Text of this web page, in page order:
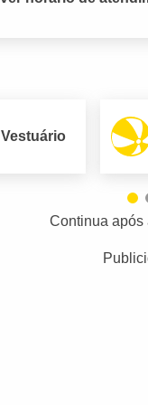
Vestuário
Continua após